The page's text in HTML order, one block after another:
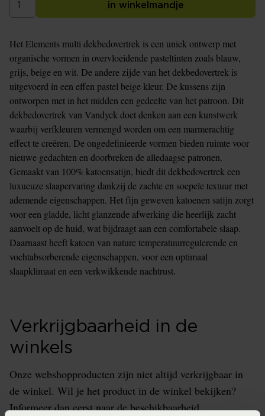
in winkelmandje
Het Elements multi dekbedovertrek is een uniek ontwerp met
organische vormen in overvloeidende pasteltinten zoals blauw,
grijs, beige en wit. De andere zijde van het dekbedovertrek is
uitgevoerd in een effen pastel beige kleur. De kussens zijn
ontworpen met in het midden een gedeelte van het patroon. Dit
dekbedovertrek van Vandyck doet denken aan een kunstwerk
waarbij verfkleuren vermengd worden om een marmerachtig
effect te creëren. De ongedefinieerde vormen bieden ruimte voor
nieuwe gedachten en doorbreken de alledaagse patronen.
Gemaakt van 100% katoensatijn, biedt dit dekbedovertrek een
luxueuze slaapervaring dankzij de zachte en soepele textuur met
ademende eigenschappen. Het fijn geweven katoenen satijn zorgt
voor een gladde, licht glanzende afwerking die heerlijk zacht
aanvoelt op de huid, wat bijdraagt aan een comfortabele slaap.
Daarnaast heeft katoen van nature temperatuurregulerende en
vochtabsorberende eigenschappen, voor een optimaal
slaapklimaat en een verkwikkende nachtrust.
Verkrijgbaarheid in de
winkels
Onze webshopproducten zijn niet altijd verkrijgbaar in
de winkel. Wil je het product in de winkel bekijken?
Informeer dan eerst naar de beschikbaarheid.